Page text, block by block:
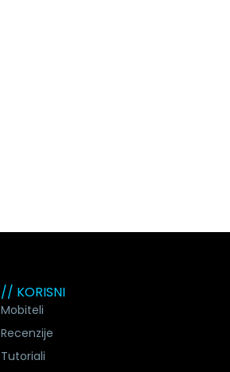
// KORISNI
Mobiteli
Recenzije
Tutoriali